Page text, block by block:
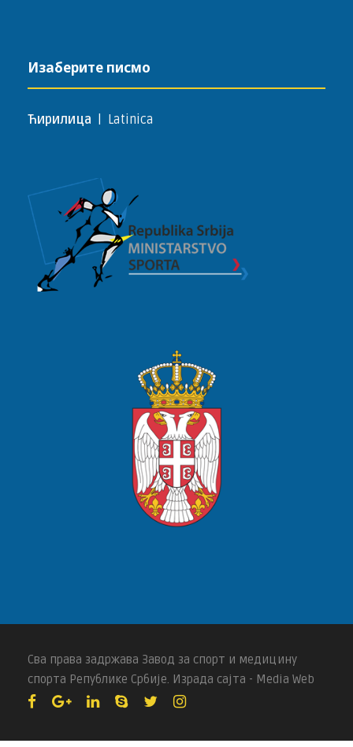
Изаберите писмо
Ћирилица Latinica
Сва права задржава Завод за спорт и медицину
спорта Републике Србије. Израда сајта - Media Web